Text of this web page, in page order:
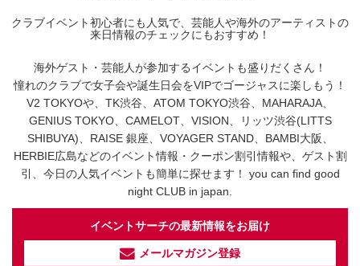
クラブイベント初心者にも人気で、芸能人や海外のアーティストの
来日情報のチェックにもおすすめ！
海外ゲスト・芸能人が参加するイベントも盛りだくさん！
憧れのクラブで女子会や誕生日会をVIPでゴージャスに楽しもう！
V2 TOKYOや、TK渋谷、ATOM TOKYO渋谷、MAHARAJA、
GENIUS TOKYO、CAMELOT、VISION、リッツ渋谷(LITTS
SHIBUYA)、RAISE 銀座、VOYAGER STAND、BAMBI大阪、
HERBIE広島などのイベント情報・クーポン割引情報や、ゲスト割
引、今日の人気イベントも簡単に探せます！ you can find good
night CLUB in japan.
イベントサーチの最新情報をお届け
メールマガジン登録